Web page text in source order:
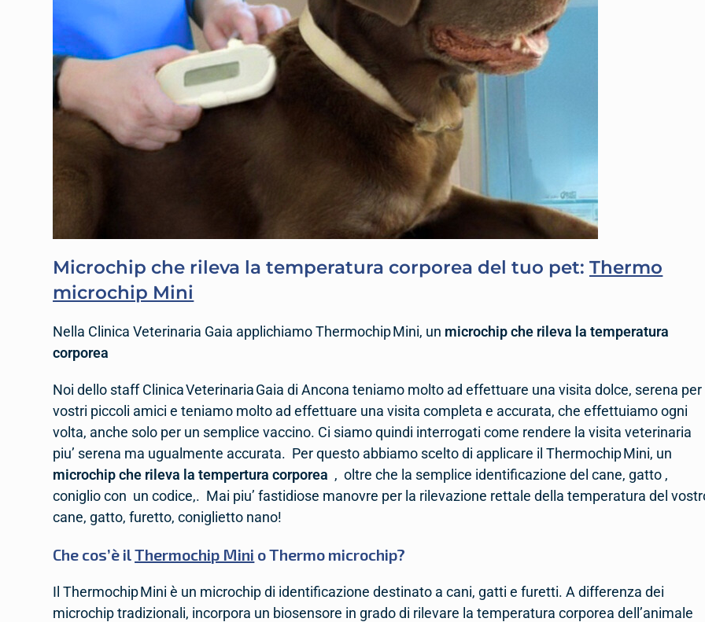
Microchip che rileva la temperatura corporea del tuo pet:Thermo
microchip Mini
Nella Clinica Veterinaria Gaia applichiamo Thermochip Mini, un microchip che rileva la temperatura
corporea
Noi dello staff Clinica Veterinaria Gaia di Ancona teniamo molto ad effettuare una visita dolce, serena per
vostri piccoli amici e teniamo molto ad effettuare una visita completa e accurata, che effettuiamo ogni
volta, anche solo per un semplice vaccino. Ci siamo quindi interrogati come rendere la visita veterinaria
piu’ serena ma ugualmente accurata. Per questo abbiamo scelto di applicare il Thermochip Mini, un
microchip che rileva la tempertura corporea , oltre che la semplice identificazione del cane, gatto ,
coniglio con un codice,. Mai piu’ fastidiose manovre per la rilevazione rettale della temperatura del
cane, gatto, furetto, coniglietto nano!
Che cos’è ilThermochip Mini o Thermo microchip?
Il Thermochip Mini è un microchip di identificazione destinato a cani, gatti e furetti. A differenza dei
microchip tradizionali, incorpora un biosensore in grado di rilevare la temperatura corporea dell’animale